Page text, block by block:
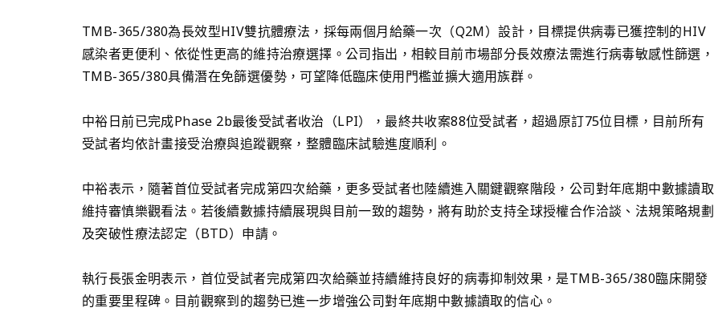
TMB-365/380為長效型HIV雙抗體療法，採每兩個月給藥一次（Q2M）設計，目標提供病毒已獲控制的HIV
感染者更便利、依從性更高的維持治療選擇。公司指出，相較目前市場部分長效療法需進行病毒敏感性篩選，
TMB-365/380具備潛在免篩選優勢，可望降低臨床使用門檻並擴大適用族群。
中裕日前已完成Phase 2b最後受試者收治（LPI），最終共收案88位受試者，超過原訂75位目標，目前所有
受試者均依計畫接受治療與追蹤觀察，整體臨床試驗進度順利。
中裕表示，隨著首位受試者完成第四次給藥，更多受試者也陸續進入關鍵觀察階段，公司對年底期中數據讀取
維持審慎樂觀看法。若後續數據持續展現與目前一致的趨勢，將有助於支持全球授權合作洽談、法規策略規劃
及突破性療法認定（BTD）申請。
執行長張金明表示，首位受試者完成第四次給藥並持續維持良好的病毒抑制效果，是TMB-365/380臨床開發
的重要里程碑。目前觀察到的趨勢已進一步增強公司對年底期中數據讀取的信心。